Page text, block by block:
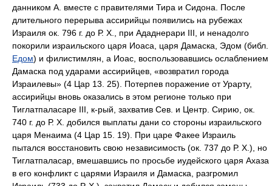
данником А. вместе с правителями Тира и Сидона. После
длительного перерыва ассирийцы появились на рубежах
Израиля ок. 796 г. до Р. Х., при Ададнерари III, и ненадолго
покорили израильского царя Иоаса, царя Дамаска, Эдом (библ.
Едом) и филистимлян, а Иоас, воспользовавшись ослаблением
Дамаска под ударами ассирийцев, «возвратил города
Израилевы» (4 Цар 13. 25). Потерпев поражение от Урарту,
ассирийцы вновь оказались в этом регионе только при
Тиглатпаласаре III, к-рый, захватив Сев. и Центр. Сирию, ок.
740 г. до Р. Х. добился выплаты дани со стороны израильского
царя Менаима (4 Цар 15. 19). При царе Факее Израиль
пытался восстановить свою независимость (ок. 737 до Р. Х.), но
Тиглатпаласар, вмешавшись по просьбе иудейского царя Ахаза
в его конфликт с царями Израиля и Дамаска, разгромил